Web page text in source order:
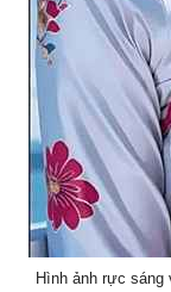
Hình ảnh rực